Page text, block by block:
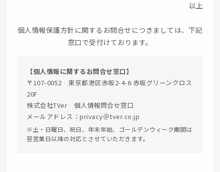
以上
個人情報保護方針に関するお問合せにつきましては、下記
窓口で受付けております。
【個人情報に関するお問合せ窓口】
〒107-0052 東京都港区赤坂2-4-6 赤坂グリーンクロス
20F
株式会社TVer 個人情報問合せ窓口
メールアドレス：privacy＠tver.co.jp
※土・日曜日、祝日、年末年始、ゴールデンウィーク期間は
翌営業日以降の対応とさせていただきます。